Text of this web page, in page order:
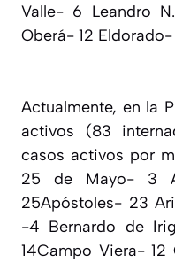
Valle- 6 Leandro
Oberá- 12
Actualmente, en la
activos (83
casos activos por
25 de Mayo- 3
25Apóstoles- 23
-4 Bernardo de
14Campo Viera-